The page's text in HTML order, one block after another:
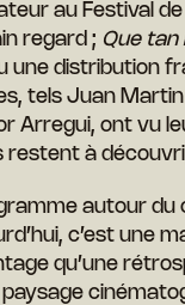
au Festival
regard ; Que tan
une distribution
tels Juan Martin
Arregui, ont vu
restent à
autour du
c’est une
qu’une